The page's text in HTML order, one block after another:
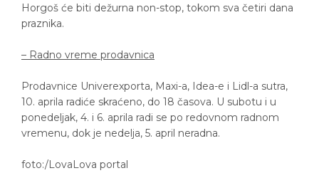
Horgoš će biti dežurna non-stop, tokom sva četiri dana
praznika.
– Radno vreme prodavnica
Prodavnice Univerexporta, Maxi-a, Idea-e i Lidl-a sutra,
10. aprila radiće skraćeno, do 18 časova. U subotu i u
ponedeljak, 4. i 6. aprila radi se po redovnom radnom
vremenu, dok je nedelja, 5. april neradna.
foto:/LovaLova portal